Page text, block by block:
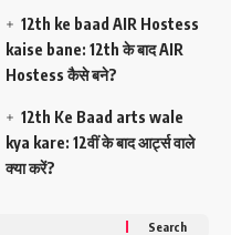
12th ke baad AIR Hostess
kaise bane: 12th के बाद AIR
Hostess कैसे बने?
12th Ke Baad arts wale
kya kare: 12वीं के बाद आर्ट्स वाले
क्या करें?